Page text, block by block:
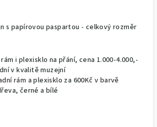
s papírovou paspartou - celkový rozměr
i plexisklo na přání, cena 1.000-4.000,-
v kvalitě muzejní
rám a plexisklo za 600Kč v barvě
černé a bílé